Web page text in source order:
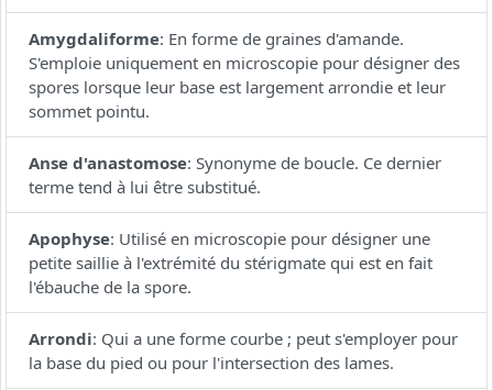
Amygdaliforme: En forme de graines d'amande.
S'emploie uniquement en microscopie pour désigner des
spores lorsque leur base est largement arrondie et leur
sommet pointu.
Anse d'anastomose: Synonyme de boucle. Ce dernier
terme tend à lui être substitué.
Apophyse: Utilisé en microscopie pour désigner une
petite saillie à l'extrémité du stérigmate qui est en fait
l'ébauche de la spore.
Arrondi: Qui a une forme courbe ; peut s'employer pour
la base du pied ou pour l'intersection des lames.